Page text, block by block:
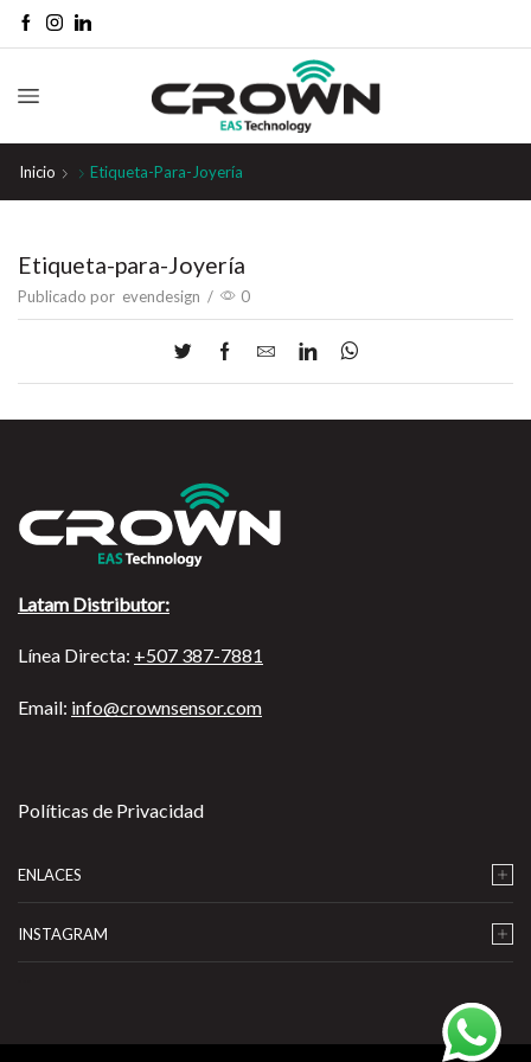
Inicio Etiqueta-Para-Joyería
Etiqueta-para-Joyería
Publicado por evendesign / 0
Latam Distributor:
Línea Directa: +507 387-7881
Email: info@crownsensor.com
Políticas de Privacidad
ENLACES
INSTAGRAM